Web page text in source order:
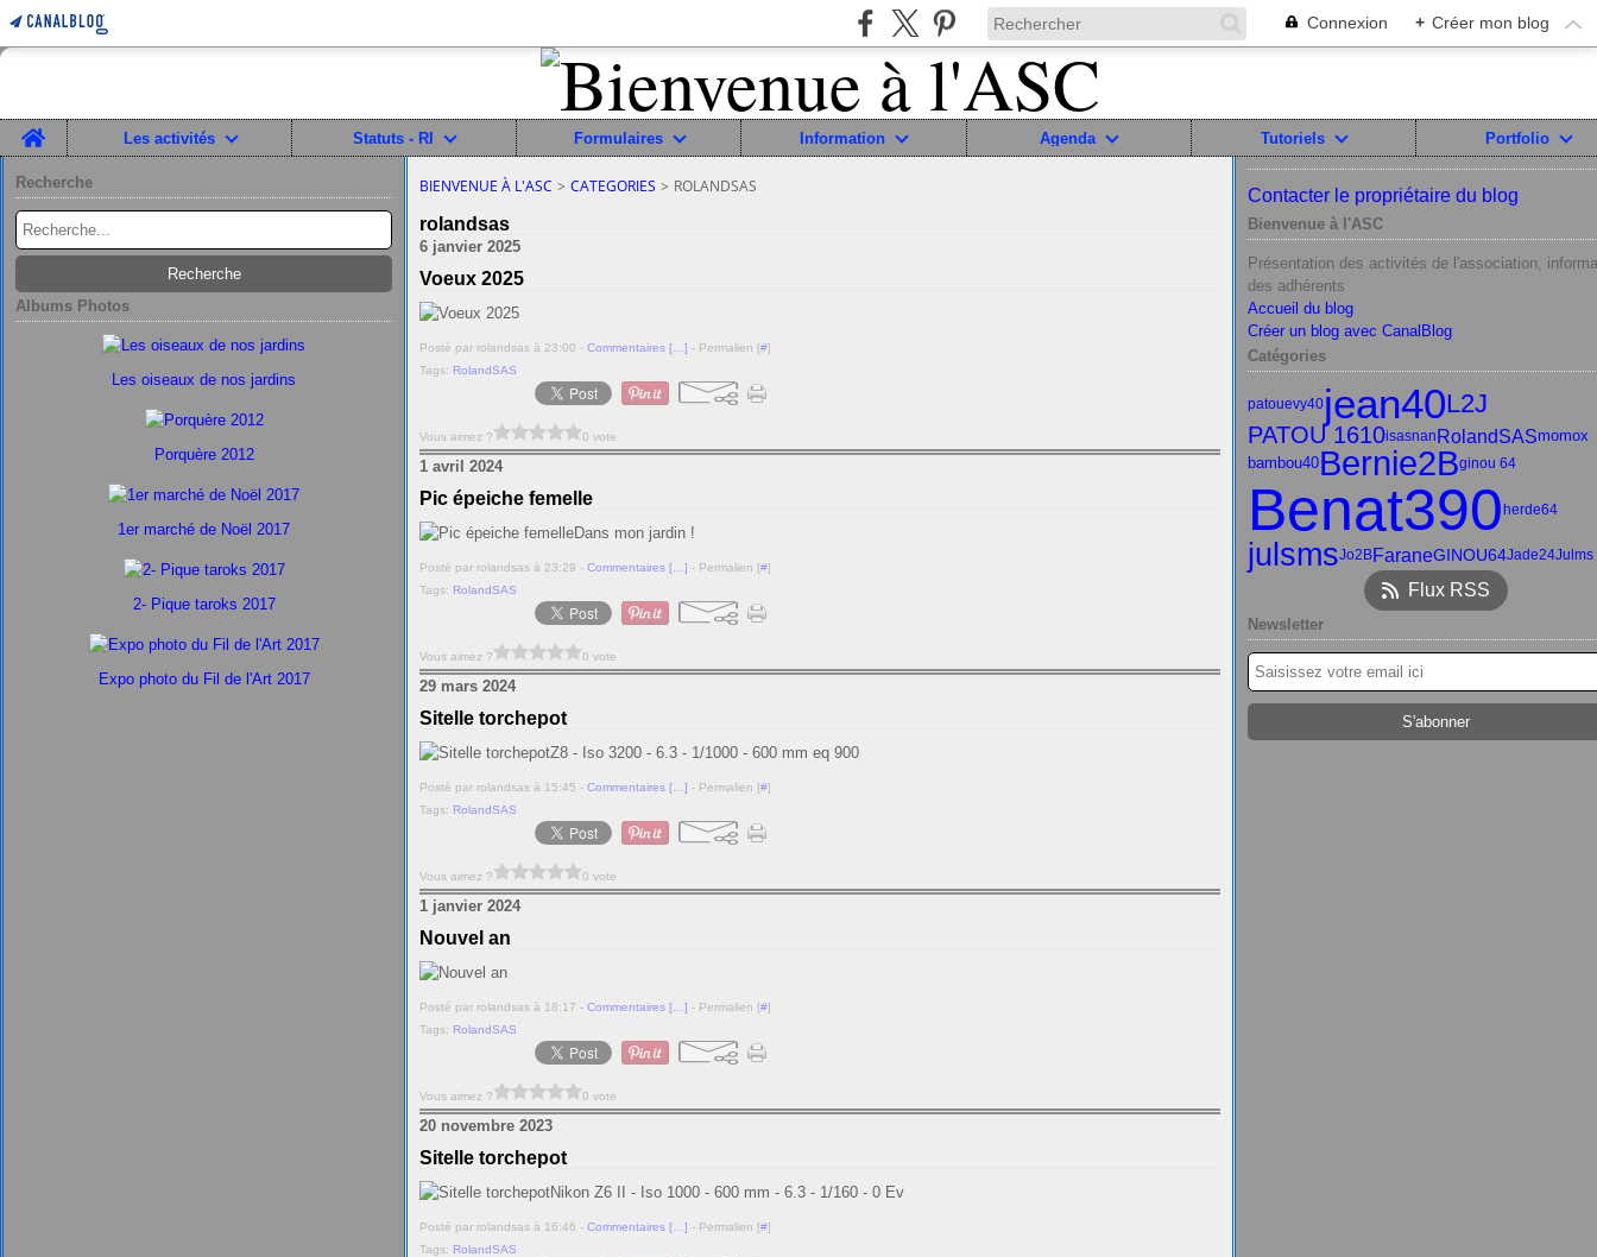
Connexion + Créer mon blog
Home
Les activités Statuts - RI Formulaires Information Agenda Tutoriels Portfolio
Recherche
Albums Photos
Les oiseaux de nos jardins
Porquère 2012
1er marché de Noël 2017
2- Pique taroks 2017
Expo photo du Fil de l'Art 2017
BIENVENUE À L'ASC > CATEGORIES > ROLANDSAS
rolandsas
6 janvier 2025
Voeux 2025
Posté par rolandsas à 23:00 - Commentaires [ ] - Permalien [#]
Tags: RolandSAS
Vous aimez ? 0 vote
1 avril 2024
Pic épeiche femelle
Dans mon jardin !
Posté par rolandsas à 23:29 - Commentaires [ ] - Permalien [#]
Tags: RolandSAS
Vous aimez ? 0 vote
29 mars 2024
Sitelle torchepot
Z8 - Iso 3200 - 6.3 - 1/1000 - 600 mm eq 900
Posté par rolandsas à 15:45 - Commentaires [ ] - Permalien [#]
Tags: RolandSAS
Vous aimez ? 0 vote
1 janvier 2024
Nouvel an
Posté par rolandsas à 18:17 - Commentaires [ ] - Permalien [#]
Tags: RolandSAS
Vous aimez ? 0 vote
20 novembre 2023
Sitelle torchepot
Nikon Z6 II - Iso 1000 - 600 mm - 6.3 - 1/160 - 0 Ev
Posté par rolandsas à 16:46 - Commentaires [ ] - Permalien [#]
Tags: RolandSAS
Contacter le propriétaire du blog
Bienvenue à l'ASC
Présentation des activités de l'association,
des adhérents
Accueil du blog
Créer un blog avec CanalBlog
Catégories
patouevy40jean40L2J
PATOU 1610isasnanRolandSASmomox
bambou40Bernie2Bginou 64
Benat390 herde64
julsmsJo2BFaraneGINOU64Jade24Julms
Flux RSS
Newsletter